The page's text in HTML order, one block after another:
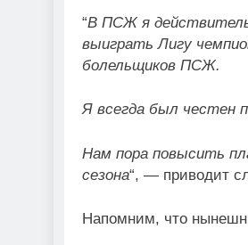
“В ПСЖ я
выиграть Лигу
болельщиков ПСЖ.
Я всегда был честен
Нам пора повысить
сезона“, — приводит
Напомним, что